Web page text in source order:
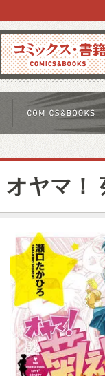
コミックス
オヤマ！